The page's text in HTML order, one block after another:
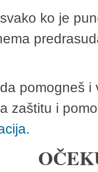
ko je
pomogneš
zaštitu i